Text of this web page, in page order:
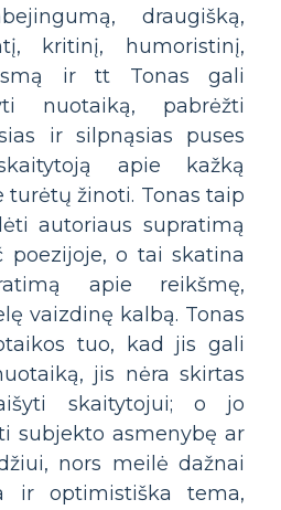
draugišką,
kritinį, humoristinį,
ir tt Tonas gali
nuotaiką, pabrėžti
ir silpnąsias puses
apie kažką
turėtų žinoti. Tonas taip
autoriaus supratimą
poezijoje, o tai skatina
apie reikšmę,
vaizdinę kalbą. Tonas
tuo, kad jis gali
jis nėra skirtas
skaitytojui; o jo
subjekto asmenybę ar
nors meilė dažnai
ir optimistiška tema,